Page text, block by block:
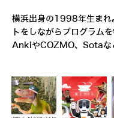
横浜出身の1998年生まれ
トをしながらプログラム
AnkiやCOZMO、Sotaな